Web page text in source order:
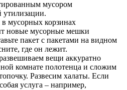
мусором
утилизации.
мусорных корзинах
новые мусорные мешки
пакет с пакетами на видном
где он лежит.
вещи аккуратно
комнате полотенца и сложим
Развесим халаты. Если
услуга – например,